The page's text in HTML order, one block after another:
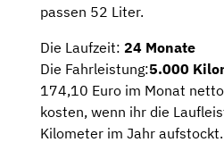
passen 52 Liter.
Die Laufzeit: 24 Monate
Die Fahrleistung:5.000
174,10 Euro im Monat
kosten, wenn ihr die
Kilometer im Jahr aufstockt.